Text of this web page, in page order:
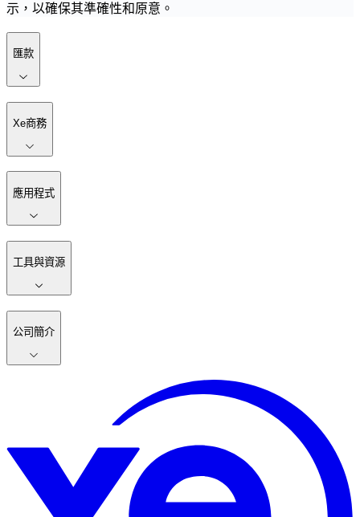
示，以確保其準確性和原意。
匯款
Xe商務
應用程式
工具與資源
公司簡介